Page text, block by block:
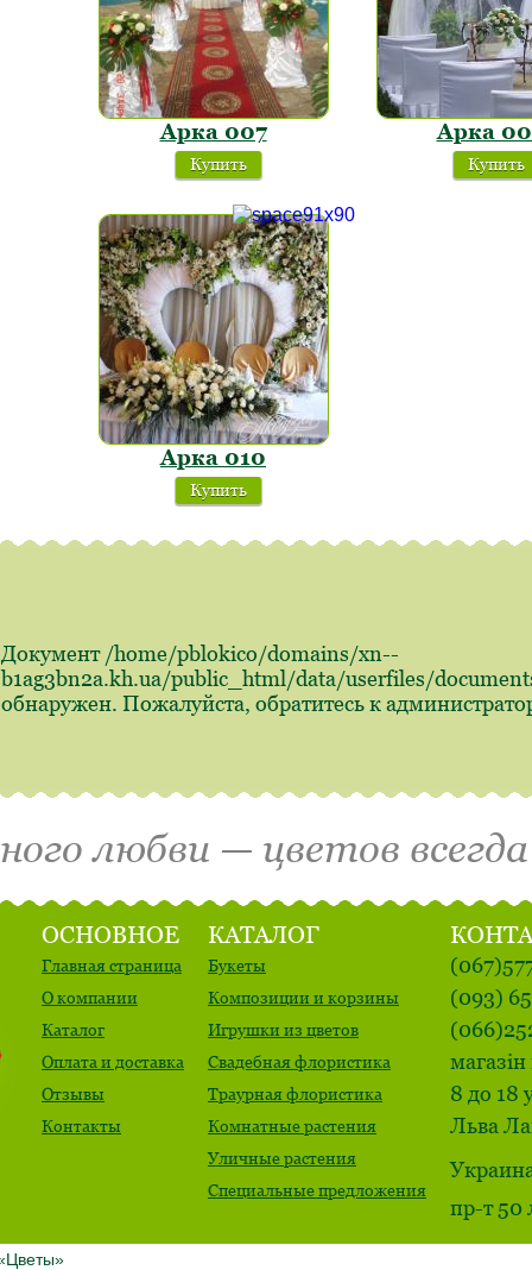
Арка 007
Купить
Арка
Купить
Арка 010
Купить
Документ /home/pblokico/domains/xn--
b1ag3bn2a.kh.ua/public_html/data/userfiles/
обнаружен. Пожалуйста, обратитесь к
любви — цветов
ОСНОВНОЕ
Главная страница
О компании
Каталог
Оплата и доставка
Отзывы
Контакты
КАТАЛОГ
Букеты
Композиции и корзины
Игрушки из цветов
Свадебная флористика
Траурная флористика
Комнатные растения
Уличные растения
Специальные предложения
(093)
8 до 18
Льва
пр-т 50